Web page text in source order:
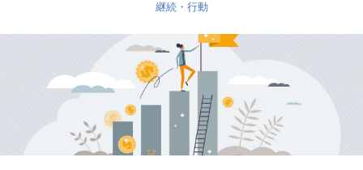
継続・行動